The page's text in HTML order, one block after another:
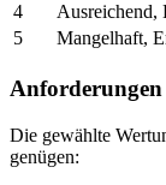
4
Ausreichend,
5
Mangelhaft,
Anforderungen
Die gewählte
genügen: